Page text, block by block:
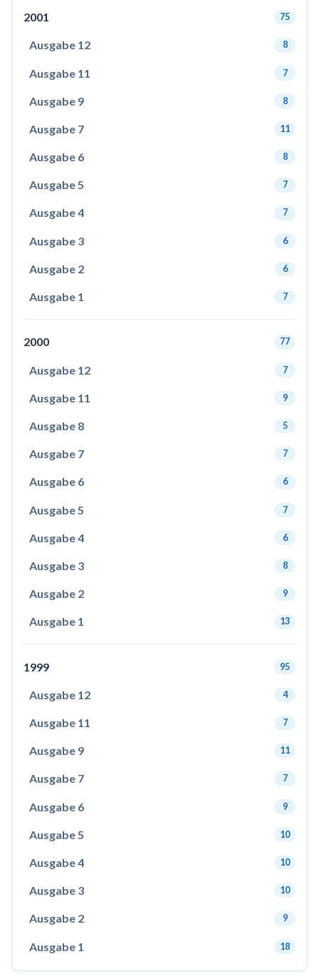
2001 75
Ausgabe 12 8
Ausgabe 11 7
Ausgabe 9 8
Ausgabe 7 11
Ausgabe 6 8
Ausgabe 5 7
Ausgabe 4 7
Ausgabe 3 6
Ausgabe 2 6
Ausgabe 1 7
2000 77
Ausgabe 12 7
Ausgabe 11 9
Ausgabe 8 5
Ausgabe 7 7
Ausgabe 6 6
Ausgabe 5 7
Ausgabe 4 6
Ausgabe 3 8
Ausgabe 2 9
Ausgabe 1 13
1999 95
Ausgabe 12 4
Ausgabe 11 7
Ausgabe 9 11
Ausgabe 7 7
Ausgabe 6 9
Ausgabe 5 10
Ausgabe 4 10
Ausgabe 3 10
Ausgabe 2 9
Ausgabe 1 18